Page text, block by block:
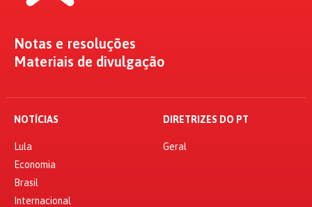
Notas e resoluções
Materiais de divulgação
NOTÍCIAS
Lula
Economia
Brasil
Internacional
DIRETRIZES DO PT
Geral